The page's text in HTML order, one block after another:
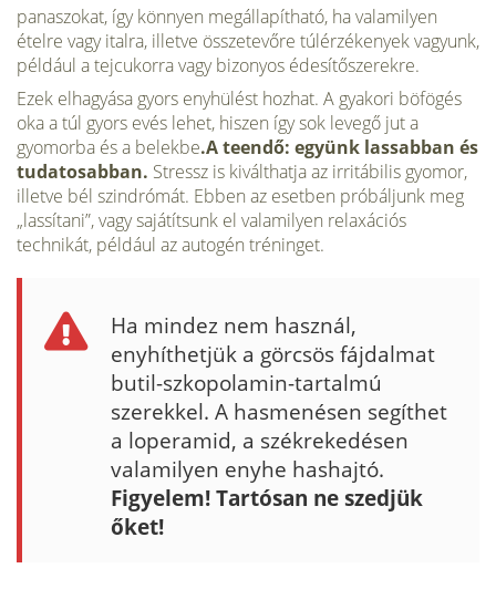
panaszo­kat, így könnyen megállapítható, ha valamilyen
ételre vagy italra, illetve összetevőre túlérzékenyek vagyunk,
például a tejcukorra vagy bizonyos édesítőszerekre.
Ezek elhagyása gyors enyhülést hozhat. A gyakori böfögés
oka a túl gyors evés lehet, hiszen így sok levegő jut a
gyomorba és a belekbe.A teendő: együnk lassabban és
tudatosabban. Stressz is kiválthatja az irritábilis gyomor,
illetve bél szindrómát. Ebben az esetben próbáljunk meg
„lassítani”, vagy sajátítsunk el valamilyen relaxációs
technikát, például az autogén tréninget.
Ha mindez nem használ,
enyhíthetjük a görcsös fájdalmat
butil-szkopolamin-tartalmú
szerekkel. A hasmenésen segíthet
a loperamid, a székrekedésen
valamilyen enyhe hashajtó.
Figyelem! Tartósan ne szed­jük
őket!